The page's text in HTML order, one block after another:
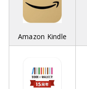
Amazon Kindle